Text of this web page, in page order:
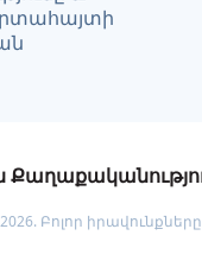
Բոլոր իրավունքները